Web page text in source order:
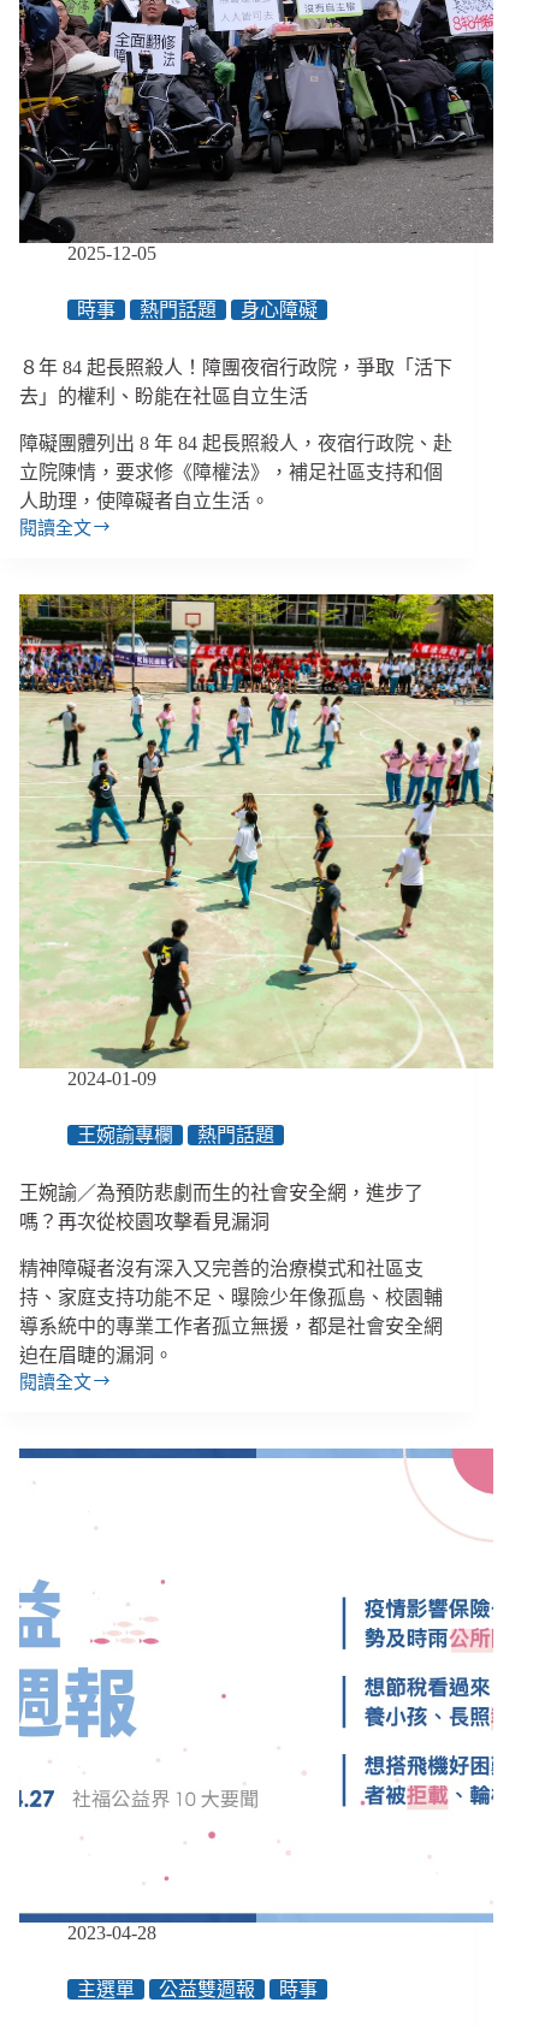
首
部
零
工
勞
動
國
際
標
準
兒
童
局
熄
燈、
拆
分
兒
少
業
否
再
合？
2025-12-05
時事 熱門話題 身心障礙
８年 84 起長照殺人！障團夜宿行政院，爭取「活下
去」的權利、盼能在社區自立生活
障礙團體列出 8 年 84 起長照殺人，夜宿行政院、赴
立院陳情，要求修《障權法》，補足社區支持和個
人助理，使障礙者自立生活。
閱讀全文
８
起
長
照
殺
障
團
夜
行
政
院，
爭
取
「活
下
去」
的
權
社
區
立
生
活
2024-01-09
王婉諭專欄 熱門話題
王婉諭／為預防悲劇而生的社會安全網，進步了
嗎？再次從校園攻擊看見漏洞
精神障礙者沒有深入又完善的治療模式和社區支
持、家庭支持功能不足、曝險少年像孤島、校園輔
導系統中的專業工作者孤立無援，都是社會安全網
迫在眉睫的漏洞。
閱讀全文
王
劇
而
生
的
社
會
網，
再
2023-04-28
主選單 公益雙週報 時事